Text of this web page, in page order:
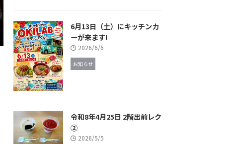
6月13日（土）にキッチンカ
ーが来ます!
2026/6/6
お知らせ
令和8年4月25日 2階出前レク
②
2026/5/5